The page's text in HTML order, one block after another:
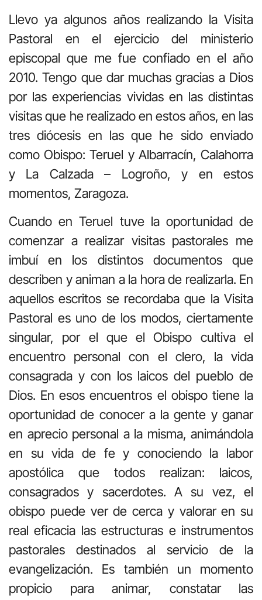
Llevo ya algunos años realizando la Visita
Pastoral en el ejercicio del ministerio
episcopal que me fue confiado en el año
2010. Tengo que dar muchas gracias a Dios
por las experiencias vividas en las distintas
visitas que he realizado en estos años, en las
tres diócesis en las que he sido enviado
como Obispo: Teruel y Albarracín, Calahorra
y La Calzada – Logroño, y en estos
momentos, Zaragoza.
Cuando en Teruel tuve la oportunidad de
comenzar a realizar visitas pastorales me
imbuí en los distintos documentos que
describen y animan a la hora de realizarla. En
aquellos escritos se recordaba que la Visita
Pastoral es uno de los modos, ciertamente
singular, por el que el Obispo cultiva el
encuentro personal con el clero, la vida
consagrada y con los laicos del pueblo de
Dios. En esos encuentros el obispo tiene la
oportunidad de conocer a la gente y ganar
en aprecio personal a la misma, animándola
en su vida de fe y conociendo la labor
apostólica que todos realizan: laicos,
consagrados y sacerdotes. A su vez, el
obispo puede ver de cerca y valorar en su
real eficacia las estructuras e instrumentos
pastorales destinados al servicio de la
evangelización. Es también un momento
propicio para animar, constatar las